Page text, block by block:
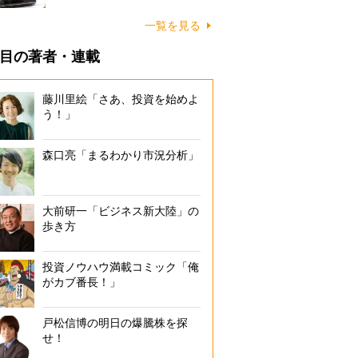
一覧を見る
の著者・連載
藤川里絵「さあ、投資を始めよ
う！」
森口亮「まるわかり市況分析」
大前研一「ビジネス新大陸」の
歩き方
投資ノウハウ満載コミック「俺
がカブ番長！」
戸松信博の明日の爆騰株を探
せ！